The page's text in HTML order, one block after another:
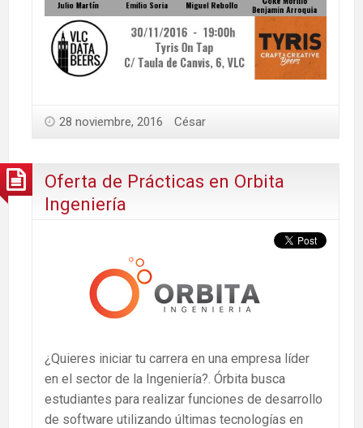
28 noviembre, 2016 César
Oferta de Prácticas en Orbita
Ingeniería
¿Quieres iniciar tu carrera en una empresa líder
en el sector de la Ingeniería?. Órbita busca
estudiantes para realizar funciones de desarrollo
de software utilizando últimas tecnologías en